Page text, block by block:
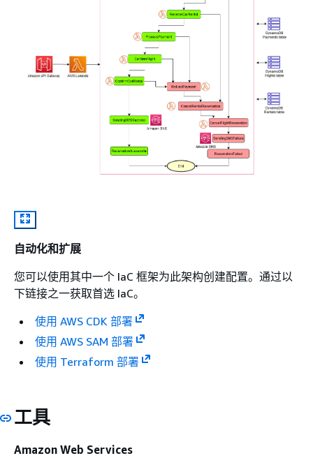
自动化和扩展
您可以使用其中一个 IaC 框架为此架构创建配置。通过以
下链接之一获取首选 IaC。
使用 AWS CDK 部署
使用 AWS SAM 部署
使用 Terraform 部署
工具
Amazon Web Services